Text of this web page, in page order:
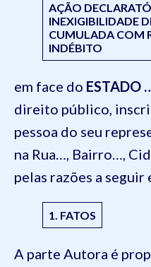
AÇÃO
INEXIGIBILIDADE
CUMULADA COM
INDÉBITO
em face do ESTADO
direito público,
pessoa do seu
na Rua…, Bairro…,
pelas razões a seguir
1. FATOS
A parte Autora é